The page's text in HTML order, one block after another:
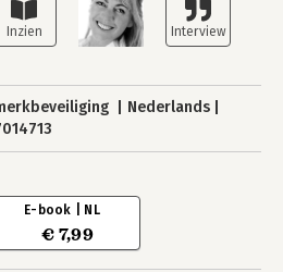
Nederlands
E-book | NL
€ 7,99